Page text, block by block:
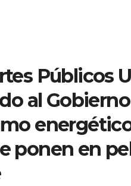
Públicos
al
ponen en